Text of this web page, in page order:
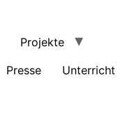
Projekte
Presse
Unterricht